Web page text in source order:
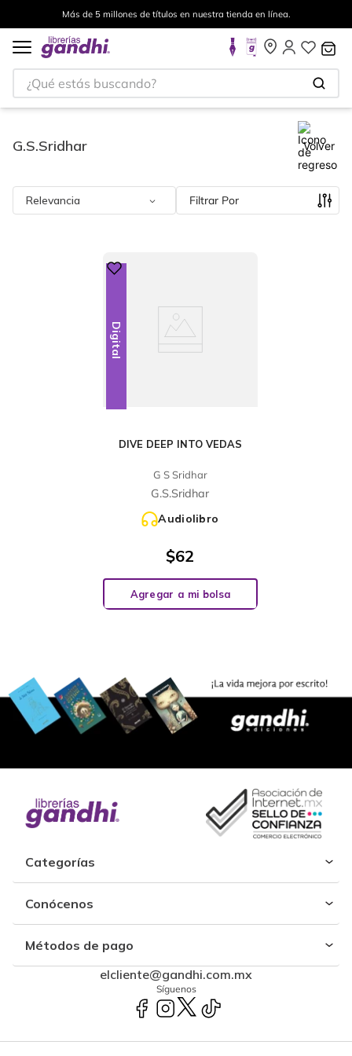
Más de 5 millones de títulos en nuestra tienda en línea.
¿Qué estás buscando?
G.S.Sridhar Volver
Relevancia Filtrar
Digital
DIVE DEEP INTO VEDAS
G S Sridhar
G.S.Sridhar
Audiolibro
$62
Agregar a mi bolsa
Categorías
Conócenos
Métodos de pago
elcliente@gandhi.com.mx
Síguenos